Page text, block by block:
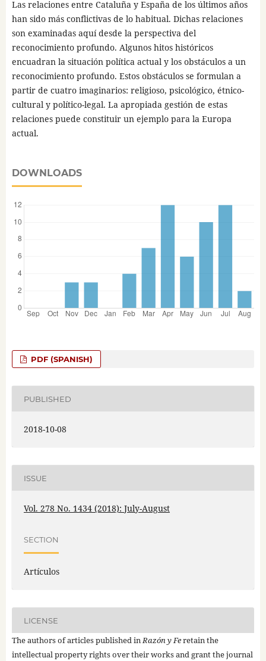
Las relaciones entre Cataluña y España de los últimos años
han sido más conflictivas de lo habitual. Dichas relaciones
son examinadas aquí desde la perspectiva del
reconocimiento profundo. Algunos hitos históricos
encuadran la situación política actual y los obstáculos a un
reconocimiento profundo. Estos obstáculos se formulan a
partir de cuatro imaginarios: religioso, psicológico, étnico-
cultural y político-legal. La apropiada gestión de estas
relaciones puede constituir un ejemplo para la Europa
actual.
DOWNLOADS
PDF (SPANISH)
PUBLISHED
2018-10-08
ISSUE
Vol. 278 No. 1434 (2018): July-August
SECTION
Artículos
LICENSE
The authors of articles published inRazón y Feretain the
intellectual property rights over their works and grant the journal